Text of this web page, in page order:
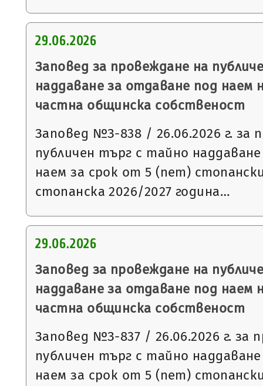
29.06.2026
Заповед за провеждане на
наддаване за отдаване под
частна общинска собственост
Заповед №З-838 / 26.06.2026 г. за
публичен търг с тайно
наем за срок от 5 (пет)
стопанска 2026/2027 година…
29.06.2026
Заповед за провеждане на
наддаване за отдаване под
частна общинска собственост
Заповед №З-837 / 26.06.2026 г. за
публичен търг с тайно
наем за срок от 5 (пет)